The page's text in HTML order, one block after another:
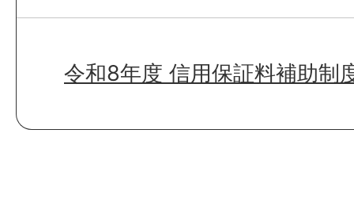
令和8年度 信用保証料補助制